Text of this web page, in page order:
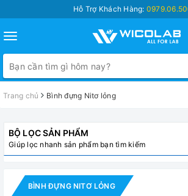
Hỗ Trợ Khách Hàng:
Toggle
navigation
Trang chủ Bình đựng Nitơ lỏng
BỘ LỌC SẢN PHẨM
Giúp lọc nhanh sản phẩm bạn tìm kiếm
BÌNH ĐỰNG NITƠ LỎNG